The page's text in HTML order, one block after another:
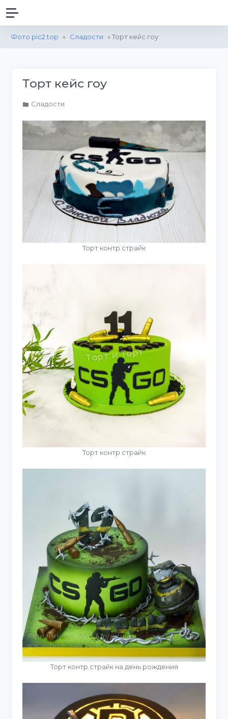
Фото pic2.top » Сладости » Торт кейс гоу
Торт кейс гоу
Сладости
Торт контр страйк
Торт контр страйк
Торт контр страйк на день рождения